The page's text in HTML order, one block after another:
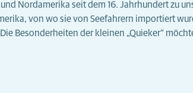
Nordamerika seit dem 16. Jahrhundert zu
von wo sie von Seefahrern importiert
Besonderheiten der kleinen „Quieker“